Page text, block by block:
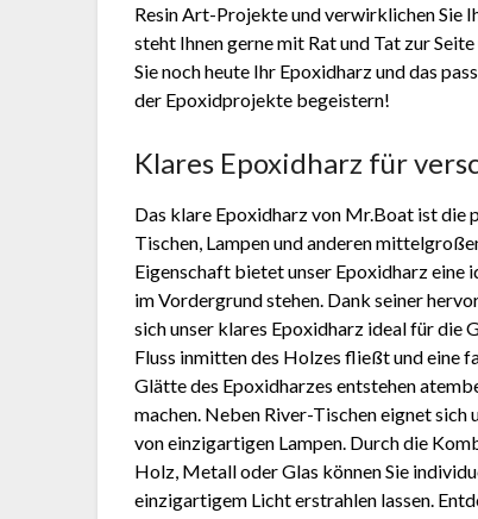
Resin Art-Projekte und verwirklichen Sie
steht Ihnen gerne mit Rat und Tat zur
Sie noch heute Ihr Epoxidharz und das
der Epoxidprojekte begeistern!
Klares Epoxidharz für
Das klare Epoxidharz von Mr.Boat ist
Tischen, Lampen und anderen
Eigenschaft bietet unser Epoxidharz eine
im Vordergrund stehen. Dank seiner
sich unser klares Epoxidharz ideal für die
Fluss inmitten des Holzes fließt und eine
Glätte des Epoxidharzes entstehen
machen. Neben River-Tischen eignet
von einzigartigen Lampen. Durch die
Holz, Metall oder Glas können Sie
einzigartigem Licht erstrahlen lassen.